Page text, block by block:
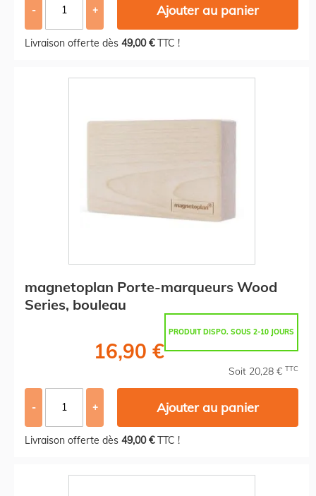
- + Ajouter au panier
Livraison offerte dès 49,00 €TTC !
magnetoplan Porte-marqueurs Wood
Series, bouleau
PRODUIT DISPO. SOUS 2-10 JOURS
16,90 €
Soit 20,28 € TTC
- + Ajouter au panier
Livraison offerte dès 49,00 €TTC !